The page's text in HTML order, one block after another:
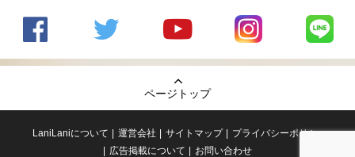
の
のtwitter
の
Youtube
チャンネ
LaniLani
LaniLani
ページトップ
LaniLaniについて 運営会社 サイトマップ
プライバシーポリシー
広告掲載について
お問い合わせ